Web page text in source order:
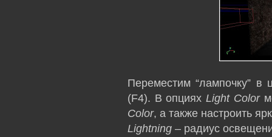
Переместим “лампочку”
(F4). В опцияхLight Color
Color, а также настроить
Lightning – радиус